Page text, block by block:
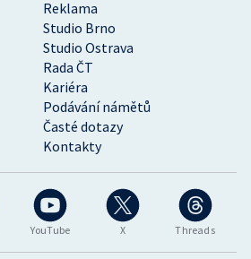
YouTube X Threads
Reklama
Studio Brno
Studio Ostrava
Rada ČT
Kariéra
Podávání námětů
Časté dotazy
Kontakty